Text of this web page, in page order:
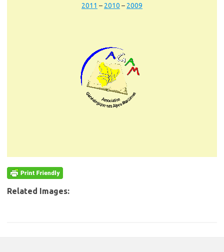
2011 – 2010 – 2009
Related Images: